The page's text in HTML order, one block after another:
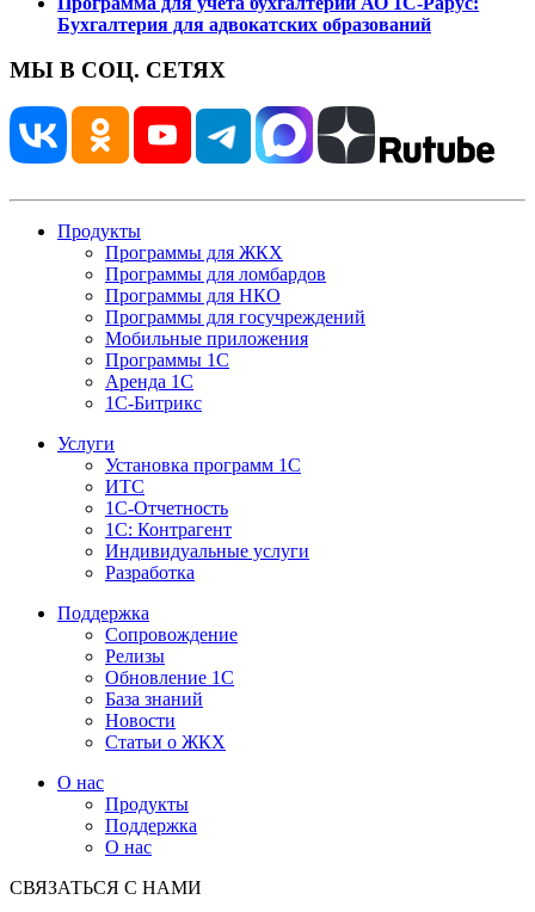
Бухгалтерия для адвокатских образований
МЫ В СОЦ. СЕТЯХ
Продукты
Программы для ЖКХ
Программы для ломбардов
Программы для НКО
Программы для госучреждений
Мобильные приложения
Программы 1С
Аренда 1С
1С-Битрикс
Услуги
Установка программ 1С
ИТС
1С-Отчетность
1С: Контрагент
Индивидуальные услуги
Разработка
Поддержка
Сопровождение
Релизы
Обновление 1С
База знаний
Новости
Статьи о ЖКХ
О нас
Продукты
Поддержка
О нас
СВЯЗАТЬСЯ С НАМИ